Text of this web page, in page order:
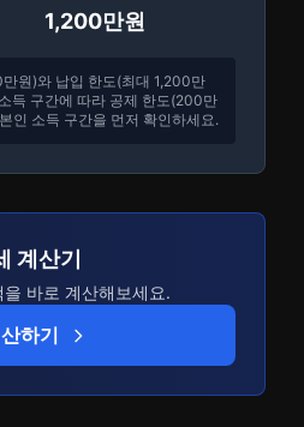
1,200만원
원)와 납입 한도(최대 1,200만
득 구간에 따라 공제 한도(200만
인 소득 구간을 먼저 확인하세요.
계산기
바로 계산해보세요.
하기